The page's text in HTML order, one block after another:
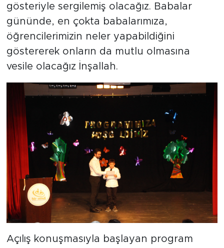
gösteriyle sergilemiş olacağız. Babalar
gününde, en çokta babalarımıza,
öğrencilerimizin neler yapabildiğini
göstererek onların da mutlu olmasına
vesile olacağız İnşallah.
Açılış konuşmasıyla başlayan program